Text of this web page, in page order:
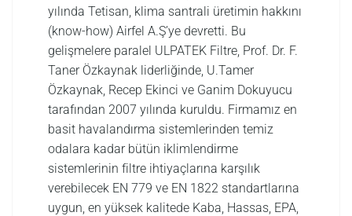
yılında Tetisan, klima santrali üretimin hakkını
(know-how) Airfel A.Ş’ye devretti. Bu
gelişmelere paralel ULPATEK Filtre, Prof. Dr. F.
Taner Özkaynak liderliğinde, U.Tamer
Özkaynak, Recep Ekinci ve Ganim Dokuyucu
tarafından 2007 yılında kuruldu. Firmamız en
basit havalandırma sistemlerinden temiz
odalara kadar bütün iklimlendirme
sistemlerinin filtre ihtiyaçlarına karşılık
verebilecek EN 779 ve EN 1822 standartlarına
uygun, en yüksek kalitede Kaba, Hassas, EPA,